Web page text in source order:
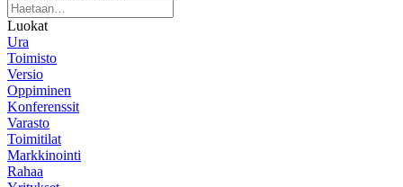
Luokat
Ura
Toimisto
Versio
Oppiminen
Konferenssit
Varasto
Toimitilat
Markkinointi
Rahaa